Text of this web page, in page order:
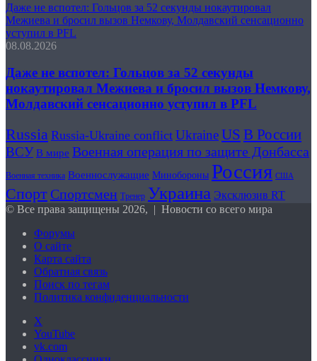
Даже не вспотел: Гольцов за 52 секунды нокаутировал
Межиева и бросил вызов Немкову, Молдавский сенсационно
уступил в PFL
08.08.2026
Даже не вспотел: Гольцов за 52 секунды
нокаутировал Межиева и бросил вызов Немкову,
Молдавский сенсационно уступил в PFL
Russia Russia-Ukraine conflict UkraineUS В России
ВСУ В мире Военная операция по защите Донбасса
Военная техника Военнослужащие Минобороны Россия США
СпортСпортсмен Тренер Украина Эксклюзив RT
© Все права защищены 2026, | Новости со всего мира
Форумы
О сайте
Карта сайта
Обратная связь
Поиск по тегам
Политика конфиденциальности
X
YouTube
vk.com